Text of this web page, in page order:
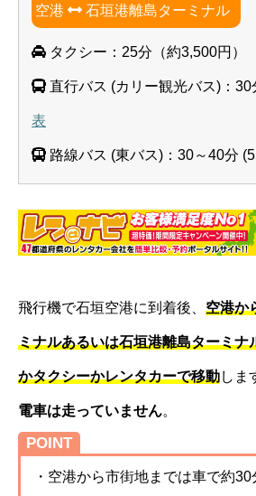
空港 石垣港離島ターミナル
タクシー：25分（約3,500円）
直行バス (カリー観光バス)：30
表
路線バス (東バス)：30～40分
飛行機で石垣空港に到着後、 空港か
ミナルあるいは石垣港離島ターミナ
かタクシーかレンタカーで移動しま
電車は走っていません。
POINT
・空港から市街地までは車で約30